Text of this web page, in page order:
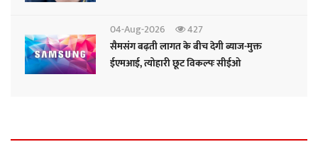
04-Aug-2026
427
सैमसंग बढ़ती लागत के बीच देगी ब्याज-मुक्त
ईएमआई, त्योहारी छूट विकल्पः सीईओ